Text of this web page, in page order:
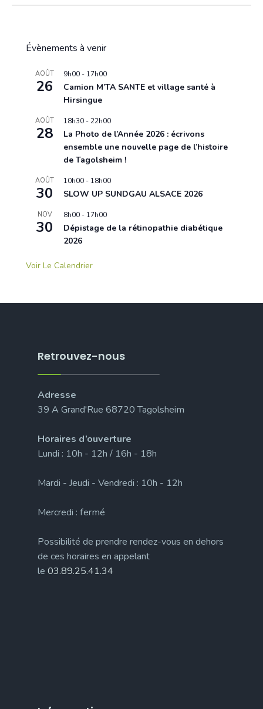
Évènements à venir
AOÛT
26
9h00 - 17h00
Camion M’TA SANTE et village santé à
Hirsingue
AOÛT
28
18h30 -22h00
La Photo de l’Année 2026 : écrivons
ensemble une nouvelle page de l’histoire
de Tagolsheim !
AOÛT
30
10h00 - 18h00
SLOW UP SUNDGAU ALSACE 2026
NOV
30
8h00 - 17h00
Dépistage de la rétinopathie diabétique
2026
Voir Le Calendrier
Retrouvez-nous
Adresse
39 A Grand'Rue 68720 Tagolsheim
Horaires d’ouverture
Lundi : 10h - 12h / 16h - 18h
Mardi - Jeudi - Vendredi : 10h - 12h
Mercredi : fermé
Possibilité de prendre rendez-vous en dehors
de ces horaires en appelant
le 03.89.25.41.34